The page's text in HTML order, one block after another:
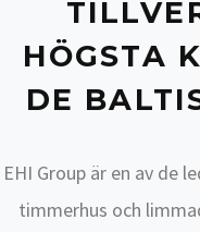
HÖGSTA
DE
EHI Group är en av de
timmerhus och